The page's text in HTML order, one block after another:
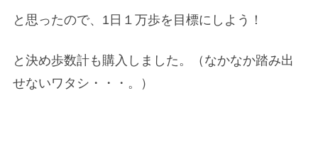
と思ったので、1日１万歩を目標にしよう！
と決め歩数計も購入しました。（なかなか踏み出
せないワタシ・・・。）